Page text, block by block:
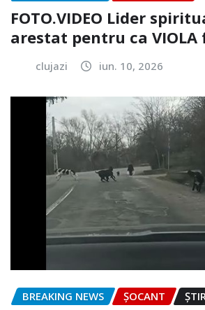
FOTO.VIDEO Lider
arestat pentru ca
clujazi iun. 10, 2026
BREAKING NEWS ȘOCANT